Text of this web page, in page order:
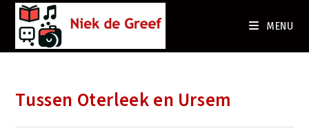
MENU
Tussen Oterleek en Ursem